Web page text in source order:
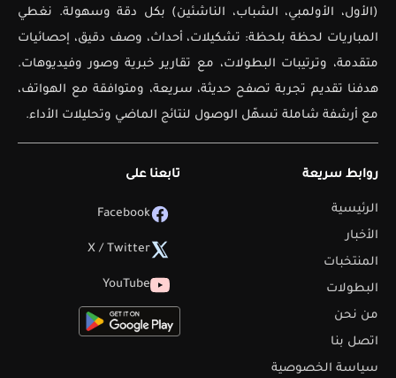
(الأول، الأولمبي، الشباب، الناشئين) بكل دقة وسهولة. نغطي
المباريات لحظة بلحظة: تشكيلات، أحداث، وصف دقيق، إحصائيات
متقدمة، وترتيبات البطولات، مع تقارير خبرية وصور وفيديوهات.
هدفنا تقديم تجربة تصفح حديثة، سريعة، ومتوافقة مع الهواتف،
مع أرشفة شاملة تسهّل الوصول لنتائج الماضي وتحليلات الأداء.
روابط سريعة
الرئيسية
الأخبار
المنتخبات
البطولات
من نحن
اتصل بنا
سياسة الخصوصية
تابعنا على
Facebook
X / Twitter
YouTube